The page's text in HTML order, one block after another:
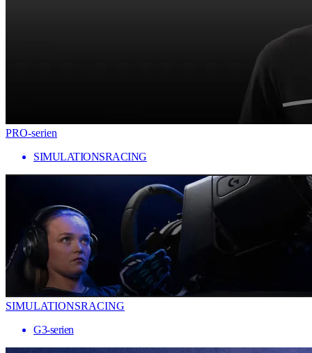
PRO-serien
SIMULATIONSRACING
SIMULATIONSRACING
G3-serien